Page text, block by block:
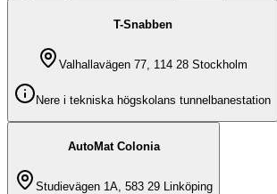
T-Snabben
Valhallavägen 77, 114 28 Stockholm
Nere i tekniska högskolans tunnelbanestation
AutoMat Colonia
Studievägen 1A, 583 29 Linköping